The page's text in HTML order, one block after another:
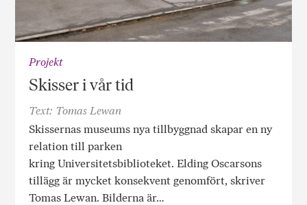
Projekt
Skisser i vår tid
Text: Tomas Lewan
Skissernas museums nya tillbyggnad skapar en ny
relation till parken
kring Universitetsbiblioteket. Elding Oscarsons
tillägg är mycket konsekvent genomfört, skriver
Tomas Lewan. Bilderna är…